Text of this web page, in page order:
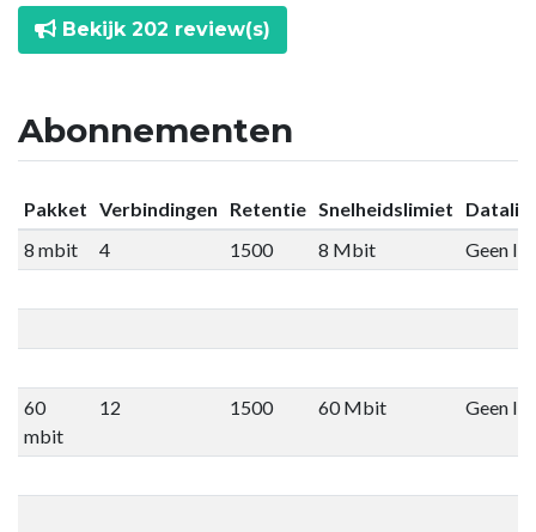
Bekijk 202 review(s)
Abonnementen
Pakket Verbindingen Retentie Snelheidslimiet
8 mbit
4 1500 8 Mbit Geen
60
mbit
12 1500 60 Mbit Geen